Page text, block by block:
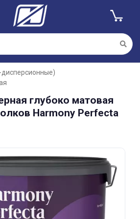
глубоко матовая
Harmony Perfecta